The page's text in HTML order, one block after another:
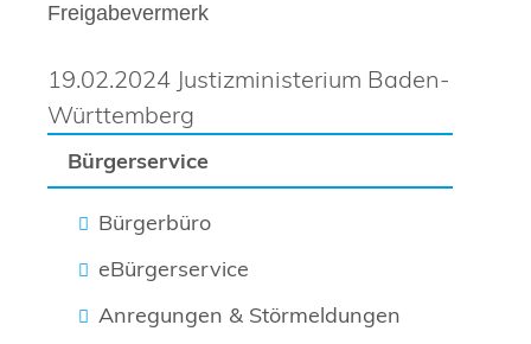
Bürgerservice
Bürgerbüro
eBürgerservice
Anregungen & Störmeldungen
Freigabevermerk
19.02.2024 Justizministerium Baden-
Württemberg